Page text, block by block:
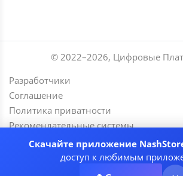
© 2022–2026, Цифровые
Разработчики
Соглашение
Политика приватности
Рекомендательные системы
Скачайте приложение
доступ к любимым